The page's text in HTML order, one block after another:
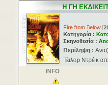
H ΓΗ
Fire from Below [
Κατηγορία :
Σκηνοθεσία :
Περίληψη :
Τέιλορ Ντρέικ
INFO